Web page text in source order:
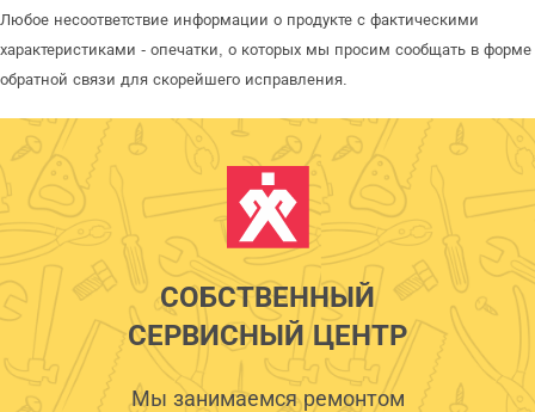
Любое несоответствие информации о продукте с фактическими
характеристиками - опечатки, о которых мы просим сообщать в форме
обратной связи для скорейшего исправления.
СОБСТВЕННЫЙ
СЕРВИСНЫЙ ЦЕНТР
Мы занимаемся ремонтом